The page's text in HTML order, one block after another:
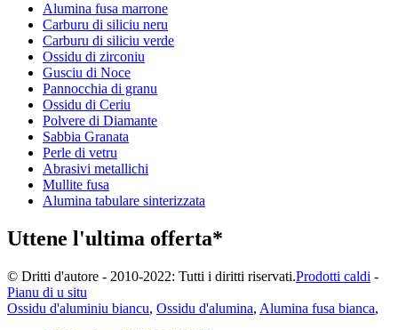
Alumina fusa marrone
Carburu di siliciu neru
Carburu di siliciu verde
Ossidu di zirconiu
Gusciu di Noce
Pannocchia di granu
Ossidu di Ceriu
Polvere di Diamante
Sabbia Granata
Perle di vetru
Abrasivi metallichi
Mullite fusa
Alumina tabulare sinterizzata
Uttene l'ultima offerta*
© Dritti d'autore - 2010-2022: Tutti i diritti riservati.Prodotti caldi -
Pianu di u situ
Ossidu d'aluminiu biancu, Ossidu d'alumina, Alumina fusa bianca,